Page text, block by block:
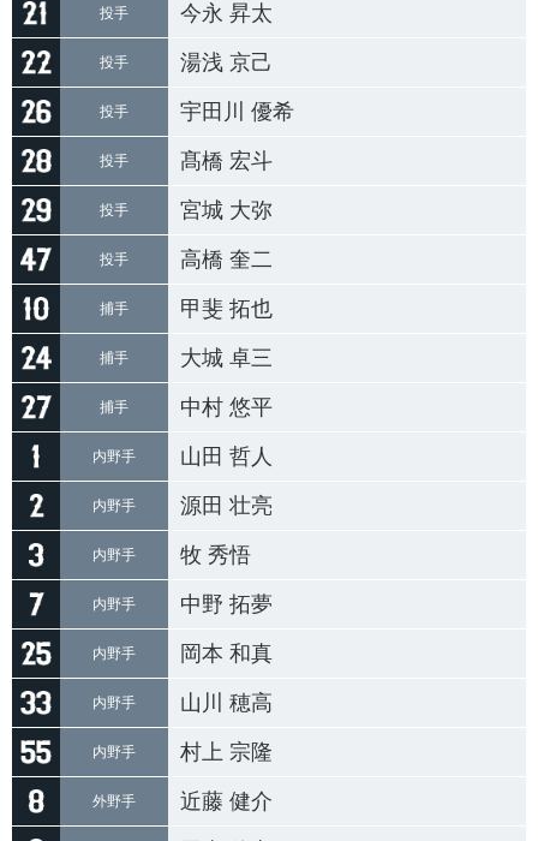
投手 今永 昇太
投手 湯浅 京己
投手 宇田川 優希
投手 髙橋 宏斗
投手 宮城 大弥
投手 高橋 奎二
捕手 甲斐 拓也
捕手 大城 卓三
捕手 中村 悠平
内野手 山田 哲人
内野手 源田 壮亮
内野手 牧 秀悟
内野手 中野 拓夢
内野手 岡本 和真
内野手 山川 穂高
内野手 村上 宗隆
外野手 近藤 健介